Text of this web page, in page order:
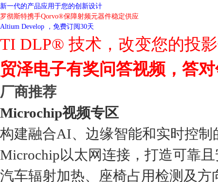
新一代的产品应用于您的创新设计
罗彻斯特携手Qorvo®保障射频元器件稳定供应
Altium Develop ，免费订阅30天
TI DLP® 技术，改变您的投
贸泽电子有奖问答视频，答
厂商推荐
Microchip视频专区
构建融合AI、边缘智能和实时控制
Microchip以太网连接，打造可靠
汽车辐射加热、座椅占用检测及